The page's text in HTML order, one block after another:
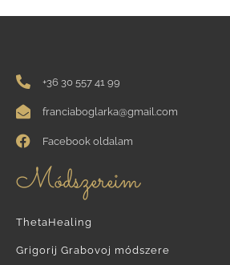
+36 30 557 41 99
franciaboglarka@gmail.com
Facebook oldalam
Módszereim
ThetaHealing
Grigorij Grabovoj módszere